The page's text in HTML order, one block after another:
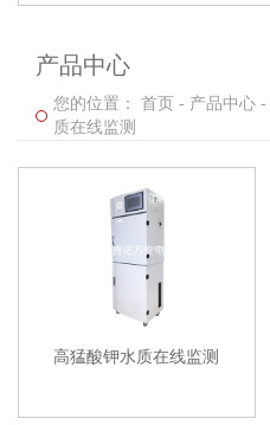
产品中心
您的位置： 首页 - 产品中心 -
质在线监测
高猛酸钾水质在线监测